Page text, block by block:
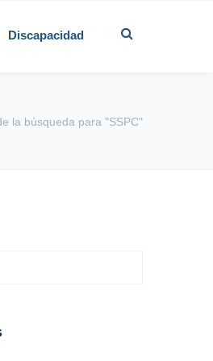
Discapacidad
la búsqueda para "SSPC"